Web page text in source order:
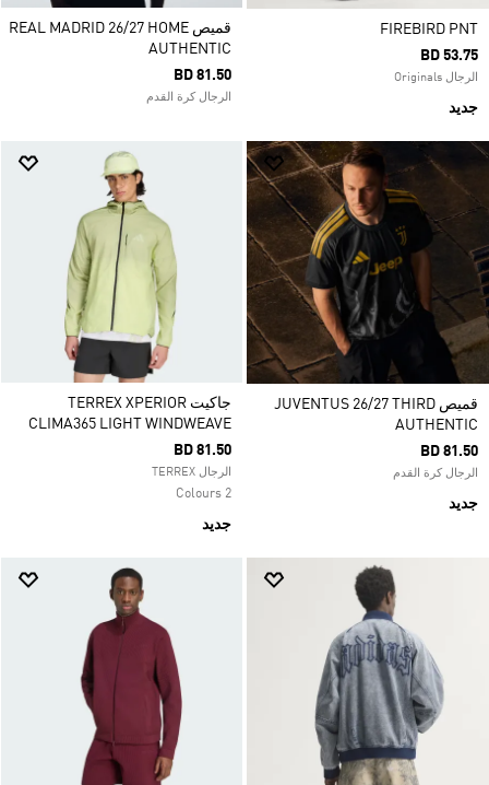
FIREBIRD PNT
BD 53.75
الرجال Originals
جديد
قميص REAL MADRID 26/27 HOME
AUTHENTIC
BD 81.50
الرجال كرة القدم
قميص JUVENTUS 26/27 THIRD
AUTHENTIC
BD 81.50
الرجال كرة القدم
جديد
جاكيت TERREX XPERIOR
CLIMA365 LIGHT WINDWEAVE
BD 81.50
الرجال TERREX
2 Colours
جديد